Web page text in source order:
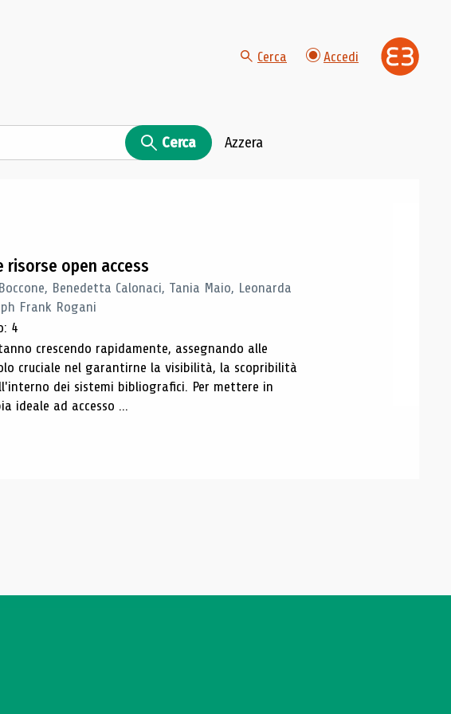
Cerca Accedi
Cerca Azzera
risorse open access
Benedetta Calonaci, Tania Maio, Leonarda
Frank Rogani
4
crescendo rapidamente, assegnando alle
cruciale nel garantirne la visibilità, la scopribilità
dei sistemi bibliografici. Per mettere in
ideale ad accesso ...